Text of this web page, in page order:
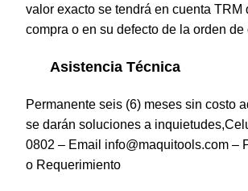
valor exacto se tendrá en cuenta TRM
compra o en su defecto de la orden de
Asistencia Técnica
Permanente seis (6) meses sin costo
se darán soluciones a
0802 – Email info@maquitools.com –
o Requerimiento